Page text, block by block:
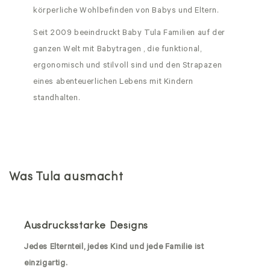
körperliche Wohlbefinden von Babys und Eltern.
Seit 2009 beeindruckt Baby Tula Familien auf der
ganzen Welt mit Babytragen , die funktional,
ergonomisch und stilvoll sind und den Strapazen
eines abenteuerlichen Lebens mit Kindern
standhalten.
Was Tula ausmacht
Ausdrucksstarke Designs
Jedes Elternteil, jedes Kind und jede Familie ist
einzigartig.